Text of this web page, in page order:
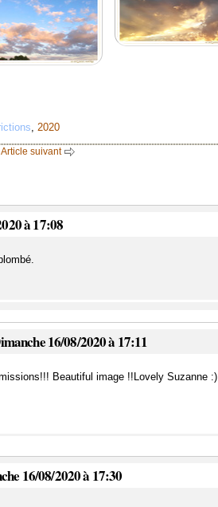
, 2020
Article suivant
à 17:08
16/08/2020 à 17:11
Beautiful image !!Lovely Suzanne :)
16/08/2020 à 17:30